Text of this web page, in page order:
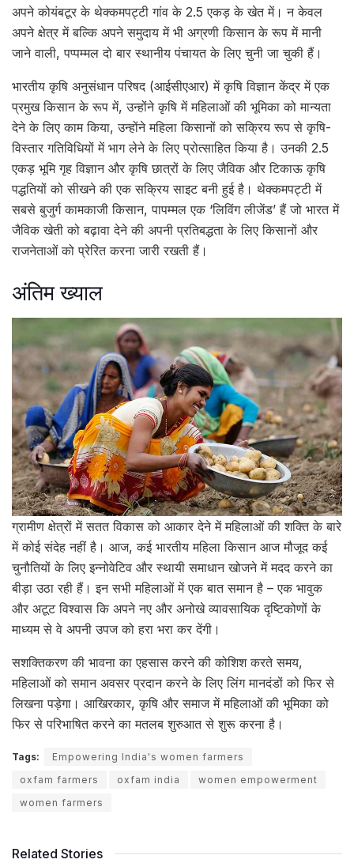
अपने कोयंबटूर के थेक्कमपट्टी गांव के 2.5 एकड़ के खेत में। न केवल
अपने क्षेत्र में बल्कि अपने समुदाय में भी अग्रणी किसान के रूप में मानी
जाने वाली, पप्पम्मल दो बार स्थानीय पंचायत के लिए चुनी जा चुकी हैं।
भारतीय कृषि अनुसंधान परिषद (आईसीएआर) में कृषि विज्ञान केंद्र में एक
प्रमुख किसान के रूप में, उन्होंने कृषि में महिलाओं की भूमिका को मान्यता
देने के लिए काम किया, उन्होंने महिला किसानों को सक्रिय रूप से कृषि-
विस्तार गतिविधियों में भाग लेने के लिए प्रोत्साहित किया है। उनकी 2.5
एकड़ भूमि गृह विज्ञान और कृषि छात्रों के लिए जैविक और टिकाऊ कृषि
पद्धतियों को सीखने की एक सक्रिय साइट बनी हुई है। थेक्कमपट्टी में
सबसे बुजुर्ग कामकाजी किसान, पापम्मल एक ‘लिविंग लीजेंड’ हैं जो भारत में
जैविक खेती को बढ़ावा देने की अपनी प्रतिबद्धता के लिए किसानों और
राजनेताओं को प्रेरित करना जारी रखती हैं।
अंतिम ख्याल
ग्रामीण क्षेत्रों में सतत विकास को आकार देने में महिलाओं की शक्ति के बारे
में कोई संदेह नहीं है। आज, कई भारतीय महिला किसान आज मौजूद कई
चुनौतियों के लिए इन्नोवेटिव और स्थायी समाधान खोजने में मदद करने का
बीड़ा उठा रही हैं। इन सभी महिलाओं में एक बात समान है – एक भावुक
और अटूट विश्वास कि अपने नए और अनोखे व्यावसायिक दृष्टिकोणों के
माध्यम से वे अपनी उपज को हरा भरा कर देंगी।
सशक्तिकरण की भावना का एहसास करने की कोशिश करते समय,
महिलाओं को समान अवसर प्रदान करने के लिए लिंग मानदंडों को फिर से
लिखना पड़ेगा। आखिरकार, कृषि और समाज में महिलाओं की भूमिका को
फिर से परिभाषित करने का मतलब शुरुआत से शुरू करना है।
Tags:
Empowering India's women farmers
oxfam farmers
oxfam india
women empowerment
women farmers
Related Stories